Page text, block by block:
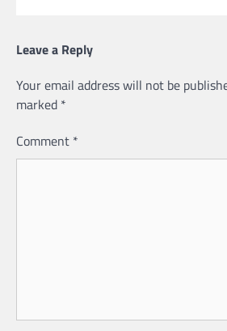
Leave a Reply
Your email address will not be
marked *
Comment *